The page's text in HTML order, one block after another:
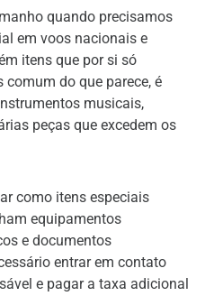
quando precisamos
em voos nacionais e
itens que por si só
do que parece, é
musicais,
peças que excedem os
como itens especiais
equipamentos
e documentos
entrar em contato
e pagar a taxa adicional